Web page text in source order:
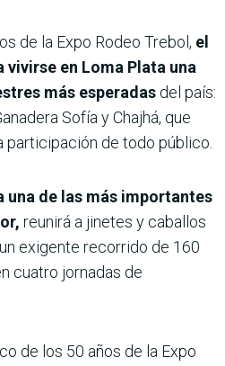
de la Expo Rodeo Trebol, el
vivirse en Loma Plata una
más esperadas del país:
Sofía y Chajhá, que
participación de todo público.
una de las más importantes
reunirá a jinetes y caballos
exigente recorrido de 160
cuatro jornadas de
de los 50 años de la Expo